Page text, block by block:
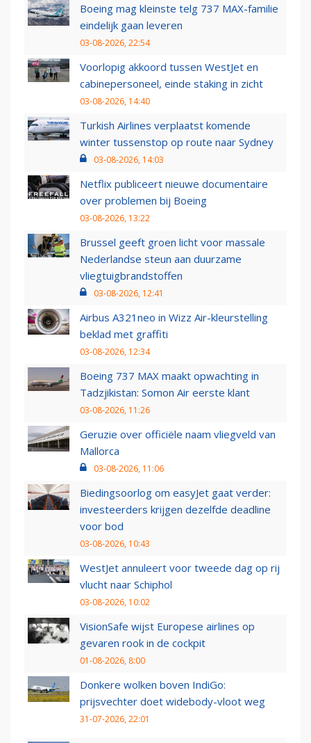
Boeing mag kleinste telg 737 MAX-familie
eindelijk gaan leveren
03-08-2026, 22:54
Voorlopig akkoord tussen WestJet en
cabinepersoneel, einde staking in zicht
03-08-2026, 14:40
Turkish Airlines verplaatst komende
winter tussenstop op route naar Sydney
03-08-2026, 14:03
Netflix publiceert nieuwe documentaire
over problemen bij Boeing
03-08-2026, 13:22
Brussel geeft groen licht voor massale
Nederlandse steun aan duurzame
vliegtuigbrandstoffen
03-08-2026, 12:41
Airbus A321neo in Wizz Air-kleurstelling
beklad met graffiti
03-08-2026, 12:34
Boeing 737 MAX maakt opwachting in
Tadzjikistan: Somon Air eerste klant
03-08-2026, 11:26
Geruzie over officiële naam vliegveld van
Mallorca
03-08-2026, 11:06
Biedingsoorlog om easyJet gaat verder:
investeerders krijgen dezelfde deadline
voor bod
03-08-2026, 10:43
WestJet annuleert voor tweede dag op rij
vlucht naar Schiphol
03-08-2026, 10:02
VisionSafe wijst Europese airlines op
gevaren rook in de cockpit
01-08-2026, 8:00
Donkere wolken boven IndiGo:
prijsvechter doet widebody-vloot weg
31-07-2026, 22:01